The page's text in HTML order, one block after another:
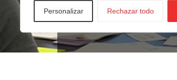
Personalizar Rechazar todo